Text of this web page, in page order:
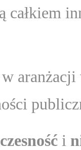
całkiem
i